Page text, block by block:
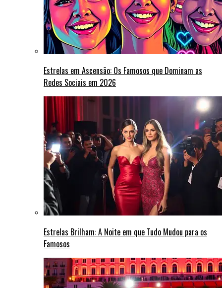
Estrelas em Ascensão: Os Famosos que Dominam as
Redes Sociais em 2026
Estrelas Brilham: A Noite em que Tudo Mudou para os
Famosos